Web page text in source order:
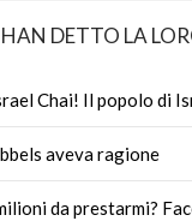
HAN DETTO LA
Chai! Il popolo di
aveva ragione
da prestarmi?